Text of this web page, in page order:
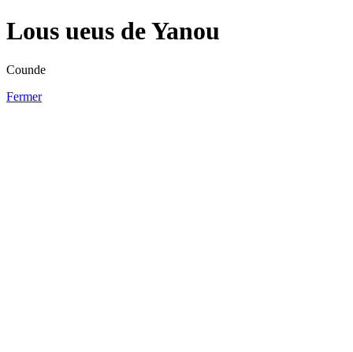
Lous ueus de Yanou
Counde
Fermer